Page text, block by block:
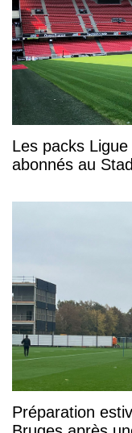
Les packs
abonnés au
Préparation